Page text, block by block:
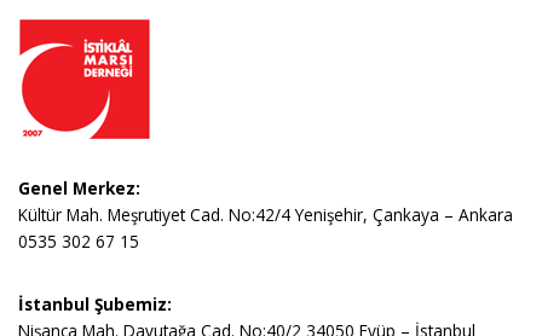
Genel Merkez:
Kültür Mah. Meşrutiyet Cad. No:42/4 Yenişehir, Çankaya – Ankara
0535 302 67 15
İstanbul Şubemiz:
Nişanca Mah. Davutağa Cad. No:40/2 34050 Eyüp – İstanbul